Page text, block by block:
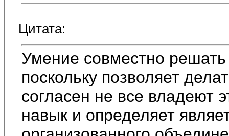
Цитата:
Умение совместно
поскольку позволяет
согласен не все владеют
навык и определяет